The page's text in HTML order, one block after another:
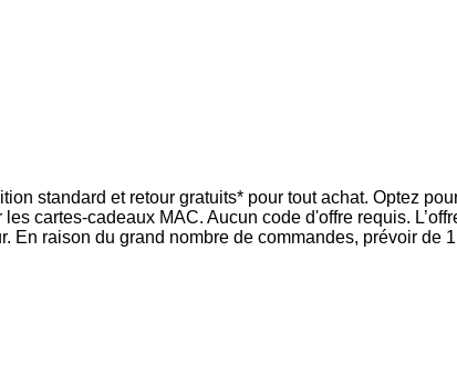
standard et retour gratuits* pour tout achat. Optez
cartes-cadeaux MAC. Aucun code d'offre requis.
raison du grand nombre de commandes, prévoir de